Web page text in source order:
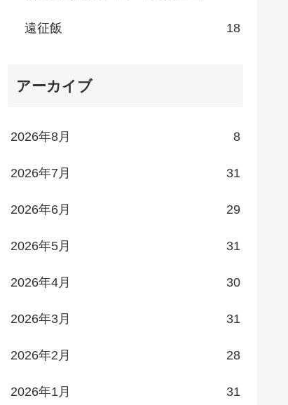
遠征飯 18
アーカイブ
2026年8月 8
2026年7月 31
2026年6月 29
2026年5月 31
2026年4月 30
2026年3月 31
2026年2月 28
2026年1月 31